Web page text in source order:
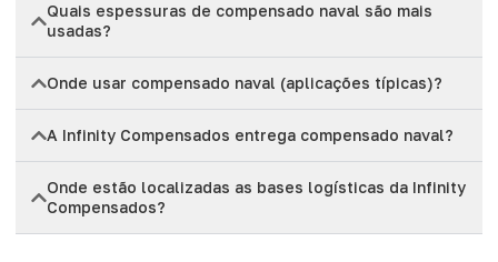
Quais espessuras de compensado naval são mais
usadas?
Onde usar compensado naval (aplicações típicas)?
A Infinity Compensados entrega compensado naval?
Onde estão localizadas as bases logísticas da Infinity
Compensados?